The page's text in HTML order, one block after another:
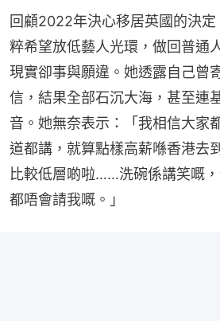
回顧2022年決心移居英國的決
粹希望放低藝人光環，做回普通
現實卻事與願違。她透露自己曾
信，結果全部石沉大海，甚至連
音。她無奈表示：「我相信大家
道都講，就算點樣高薪喺香港去
比較低層啲啦……洗碗係講笑嘅
都唔會請我嘅。」